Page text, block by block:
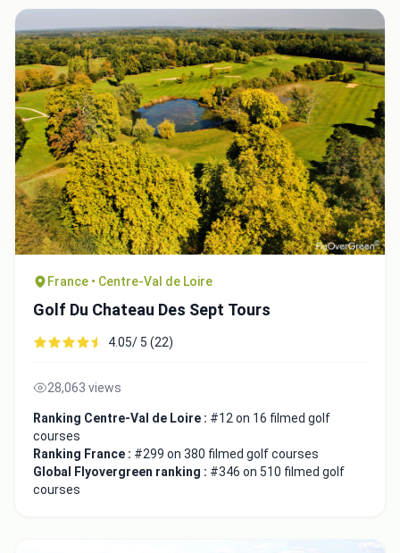
France • Centre-Val de Loire
Golf Du Chateau Des Sept Tours
4.05/ 5 (22)
28,063 views
Ranking Centre-Val de Loire : #12 on 16 filmed golf
courses
Ranking France : #299 on 380 filmed golf courses
Global Flyovergreen ranking : #346 on 510 filmed golf
courses